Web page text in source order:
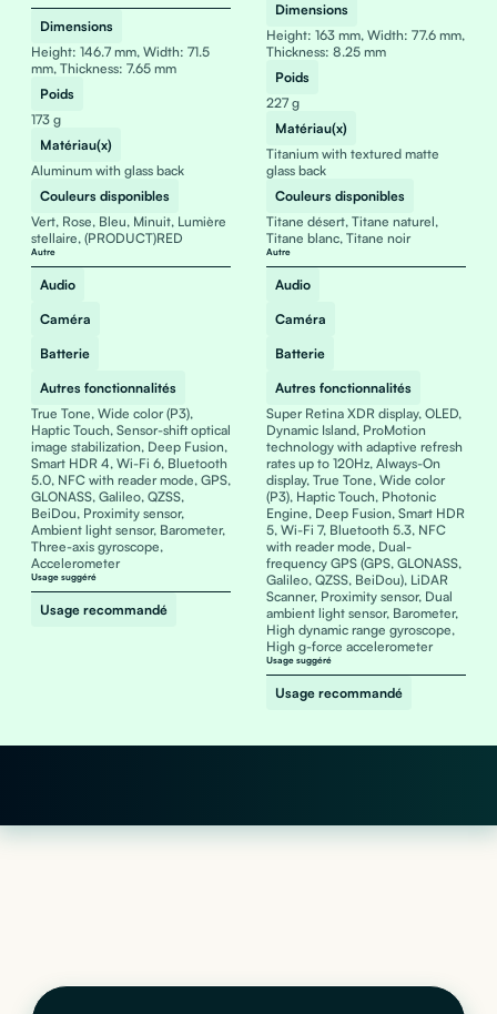
Dimensions
Height: 146.7 mm, Width: 71.5
mm, Thickness: 7.65 mm
Poids
173 g
Matériau(x)
Aluminum with glass back
Couleurs disponibles
Vert, Rose, Bleu, Minuit, Lumière
stellaire, (PRODUCT)RED
Autre
Audio
Caméra
Batterie
Autres fonctionnalités
True Tone, Wide color (P3),
Haptic Touch, Sensor-shift optical
image stabilization, Deep Fusion,
Smart HDR 4, Wi-Fi 6, Bluetooth
5.0, NFC with reader mode, GPS,
GLONASS, Galileo, QZSS,
BeiDou, Proximity sensor,
Ambient light sensor, Barometer,
Three-axis gyroscope,
Accelerometer
Usage suggéré
Usage recommandé
Dimensions
Height: 163 mm, Width: 77.6 mm,
Thickness: 8.25 mm
Poids
227 g
Matériau(x)
Titanium with textured matte
glass back
Couleurs disponibles
Titane désert, Titane naturel,
Titane blanc, Titane noir
Autre
Audio
Caméra
Batterie
Autres fonctionnalités
Super Retina XDR display, OLED,
Dynamic Island, ProMotion
technology with adaptive refresh
rates up to 120Hz, Always-On
display, True Tone, Wide color
(P3), Haptic Touch, Photonic
Engine, Deep Fusion, Smart HDR
5, Wi-Fi 7, Bluetooth 5.3, NFC
with reader mode, Dual-
frequency GPS (GPS, GLONASS,
Galileo, QZSS, BeiDou), LiDAR
Scanner, Proximity sensor, Dual
ambient light sensor, Barometer,
High dynamic range gyroscope,
High g-force accelerometer
Usage suggéré
Usage recommandé